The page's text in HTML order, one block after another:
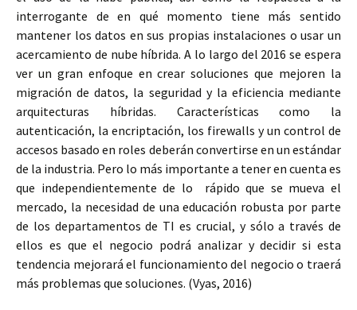
interrogante de en qué momento tiene más sentido
mantener los datos en sus propias instalaciones o usar un
acercamiento de nube híbrida. A lo largo del 2016 se espera
ver un gran enfoque en crear soluciones que mejoren la
migración de datos, la seguridad y la eficiencia mediante
arquitecturas híbridas. Características como la
autenticación, la encriptación, los firewalls y un control de
accesos basado en roles deberán convertirse en un estándar
de la industria. Pero lo más importante a tener en cuenta es
que independientemente de lo rápido que se mueva el
mercado, la necesidad de una educación robusta por parte
de los departamentos de TI es crucial, y sólo a través de
ellos es que el negocio podrá analizar y decidir si esta
tendencia mejorará el funcionamiento del negocio o traerá
más problemas que soluciones. (Vyas, 2016)